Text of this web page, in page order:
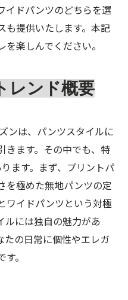
イドパンツのどちらを選
も提供いたします。本記
楽しんでください。
レンド概要
ンは、パンツスタイルに
きます。その中でも、特
ます。まず、プリントパ
を極めた無地パンツの定
ワイドパンツという対極
ルには独自の魅力があ
たの日常に個性やエレガ
。